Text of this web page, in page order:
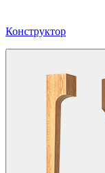
Конструктор